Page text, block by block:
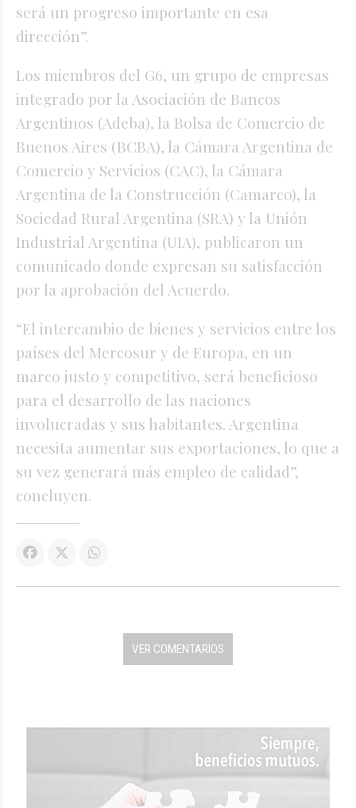
será un progreso importante en esa
dirección”.
Los miembros del G6, un grupo de empresas
integrado por la Asociación de Bancos
Argentinos (Adeba), la Bolsa de Comercio de
Buenos Aires (BCBA), la Cámara Argentina de
Comercio y Servicios (CAC), la Cámara
Argentina de la Construcción (Camarco), la
Sociedad Rural Argentina (SRA) y la Unión
Industrial Argentina (UIA), publicaron un
comunicado donde expresan su satisfacción
por la aprobación del Acuerdo.
“El intercambio de bienes y servicios entre los
países del Mercosur y de Europa, en un
marco justo y competitivo, será beneficioso
para el desarrollo de las naciones
involucradas y sus habitantes. Argentina
necesita aumentar sus exportaciones, lo que a
su vez generará más empleo de calidad”,
concluyen.
VER COMENTARIOS